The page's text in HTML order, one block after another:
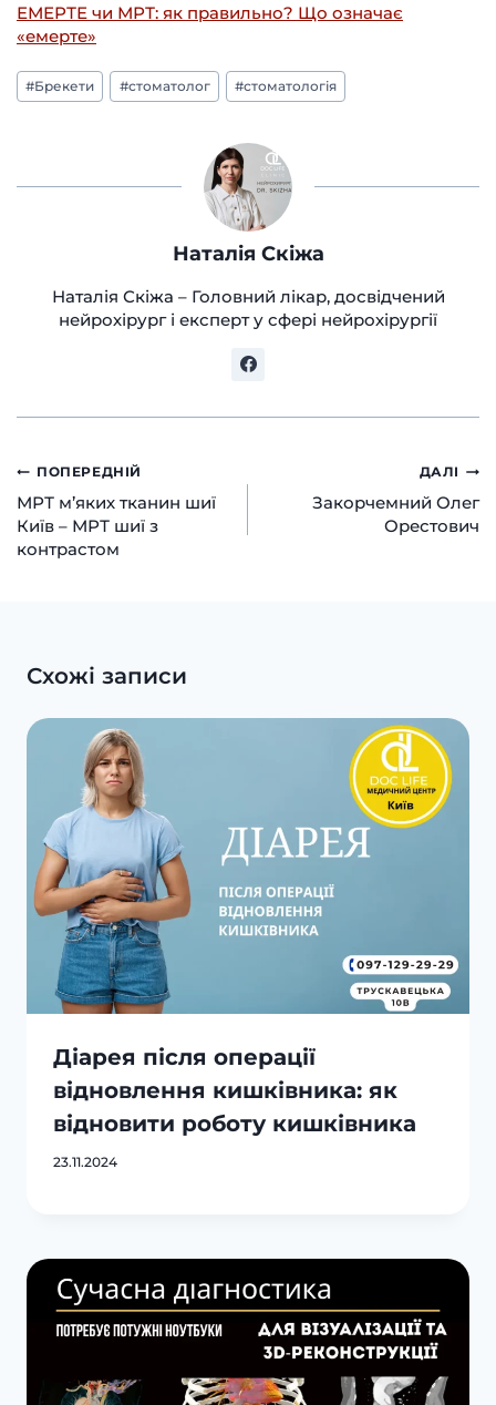
ЕМЕРТЕ чи МРТ: як правильно? Що означає
«емерте»
Позначки
запису:
#Брекети #стоматолог #стоматологія
Наталія Скіжа
Наталія Скіжа – Головний лікар, досвідчений
нейрохірург і експерт у сфері нейрохірургії
Навігація
записів
ПОПЕРЕДНІЙ
МРТ м’яких тканин шиї
Київ – МРТ шиї з
контрастом
ДАЛІ
Закорчемний Олег
Орестович
Схожі записи
Діарея після операції
відновлення кишківника: як
відновити роботу кишківника
23.11.2024